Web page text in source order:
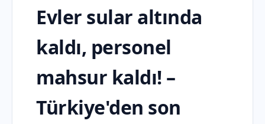
Evler sular altında
kaldı, personel
mahsur kaldı! –
Türkiye'den son